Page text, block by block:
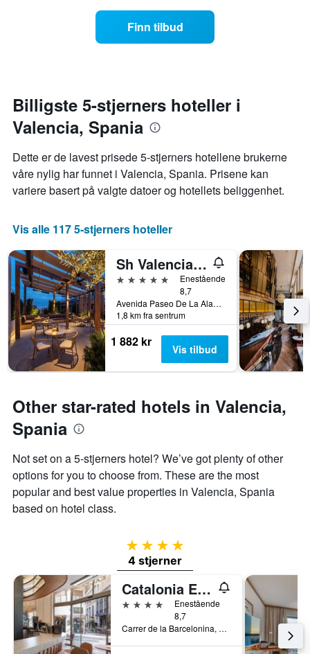
gjennomsnittsprisen
på
et
denne
helgen
funnet
de
3
oppholdet
Diagrammets
1
X-
viser
antall
dager
Diagrammets
Y-
akse
viser
gjennomsnittsprisen
på
et
rom
Finn tilbud
Billigste 5-stjerners hoteller i
Valencia, Spania
Dette er de lavest prisede 5-stjerners hotellene brukerne
våre nylig har funnet i Valencia, Spania. Prisene kan
variere basert på valgte datoer og hotellets beliggenhet.
Vis alle 117 5-stjerners hoteller
Sh Valencia Palace Hotel
5 stjerner
Enestående
8,7
Avenida Paseo De La Alameda 32, Valencia, Valencia, Spania
1,8 km fra sentrum
1 882 kr Vis tilbud
Other star-rated hotels in Valencia,
Spania
Not set on a 5-stjerners hotel? We’ve got plenty of other
options for you to choose from. These are the most
popular and best value properties in Valencia, Spania
based on hotel class.
4 stjerner
4 stjerner
Catalonia Excelsior
4 stjerner
Enestående
8,7
Carrer de la Barcelonina, 5, Valencia, Valencia, Spania